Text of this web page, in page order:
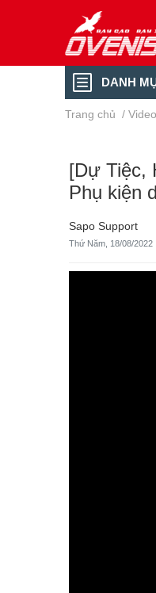
DANH
Trang chủ / Video
[Dự Tiệc,
Phụ kiện
Sapo Support
Thứ Năm, 18/08/2022